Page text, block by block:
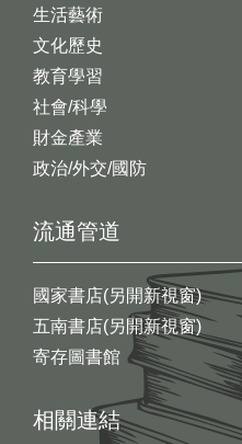
生活藝術
文化歷史
教育學習
社會/科學
財金產業
政治/外交/國防
流通管道
國家書店(另開新視窗)
五南書店(另開新視窗)
寄存圖書館
相關連結